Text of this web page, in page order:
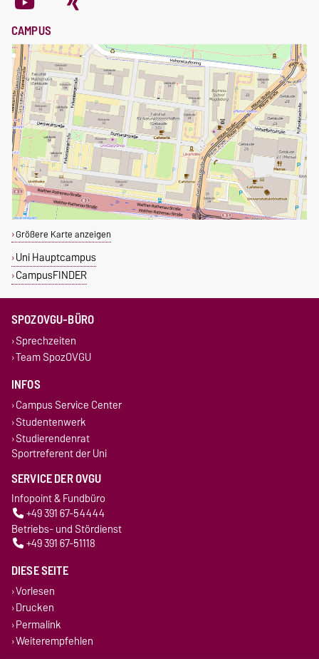
CAMPUS
Größere Karte anzeigen
Uni Hauptcampus
CampusFINDER
SPOZOVGU-BÜRO
Sprechzeiten
Team SpozOVGU
INFOS
Campus Service Center
Studentenwerk
Studierendenrat
Sportreferent der Uni
SERVICE DER OVGU
Infopoint & Fundbüro
+49 391 67-54444
Betriebs- und Stördienst
+49 391 67-51118
DIESE SEITE
Vorlesen
Drucken
Permalink
Weiterempfehlen